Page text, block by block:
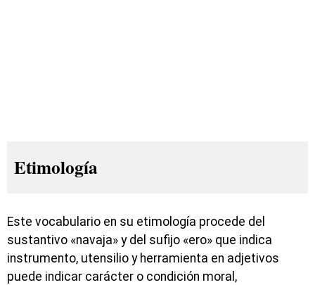
Etimología
Este vocabulario en su etimología procede del
sustantivo «navaja» y del sufijo «ero» que indica
instrumento, utensilio y herramienta en adjetivos
puede indicar carácter o condición moral,